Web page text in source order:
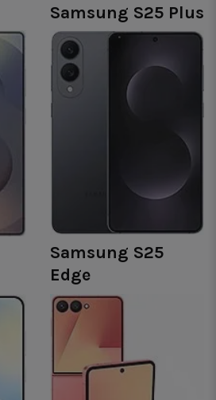
Samsung S25 Plus
Samsung S25
Edge